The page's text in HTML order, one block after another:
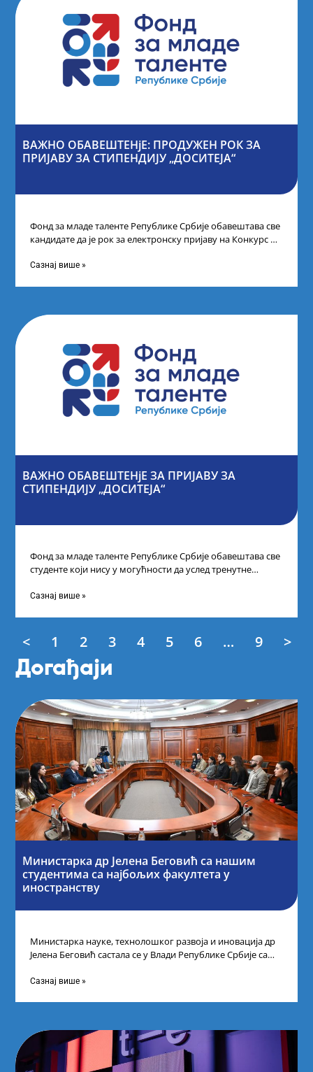
ВАЖНО ОБАВЕШТЕНјЕ: ПРОДУЖЕН РОК ЗА
ПРИЈАВУ ЗА СТИПЕНДИЈУ „ДОСИТЕЈА“
Фонд за младе таленте Републике Србије обавештава све
кандидате да је рок за електронску пријаву на Конкурс за
Сазнај више »
ВАЖНО ОБАВЕШТЕНјЕ ЗА ПРИЈАВУ ЗА
СТИПЕНДИЈУ „ДОСИТЕЈА“
Фонд за младе таленте Републике Србије обавештава све
студенте који нису у могућности да услед тренутне
Сазнај више »
< 1 2 3 4 5 6 … 9 >
Догађаји
Министарка др Јелена Беговић са нашим
студентима са најбољих факултета у
иностранству
Министарка науке, технолошког развоја и иновација др
Јелена Беговић састала се у Влади Републике Србије са
Сазнај више »